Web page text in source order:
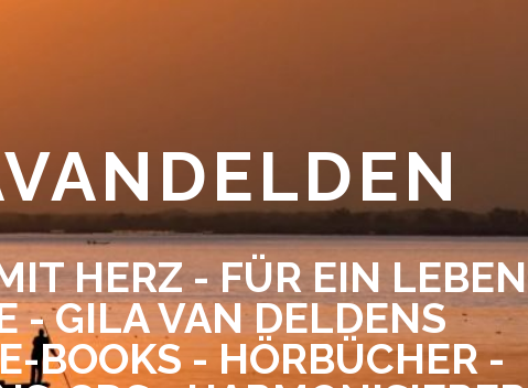
HERZ - FÜR EIN LEBEN
- GILA VAN DELDENS
BOOKS - HÖRBÜCHER -